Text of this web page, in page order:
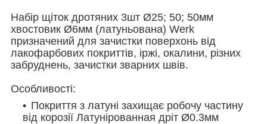
Набір щіток дротяних 3шт Ø25; 50; 50мм
хвостовик Ø6мм (латуньована) Werk
призначений для зачистки поверхонь від
лакофарбових покриттів, іржі, окалини, різних
забруднень, зачистки зварних швів.
Особливості:
Покриття з латуні захищає робочу частину
від корозії Латунірованная дріт Ø0.3мм